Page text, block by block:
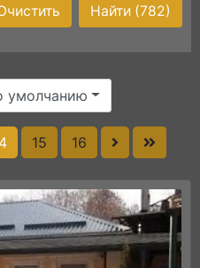
Найти (782)
умолчанию
15 16